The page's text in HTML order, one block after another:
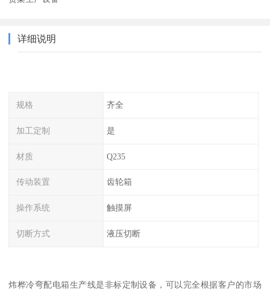
详细说明
规格 齐全
加工定制 是
材质 Q235
传动装置 齿轮箱
操作系统 触摸屏
切断方式 液压切断
炜桦冷弯配电箱生产线是非标定制设备，可以完全根据客户的市场